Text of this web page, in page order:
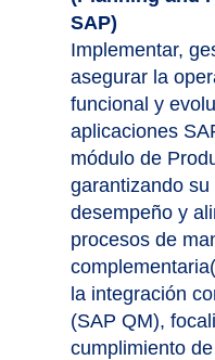
SAP)
Implementar,
asegurar la
funcional y
aplicaciones
módulo de
garantizando
desempeño y
procesos de
la integración
(SAP QM),
cumplimiento